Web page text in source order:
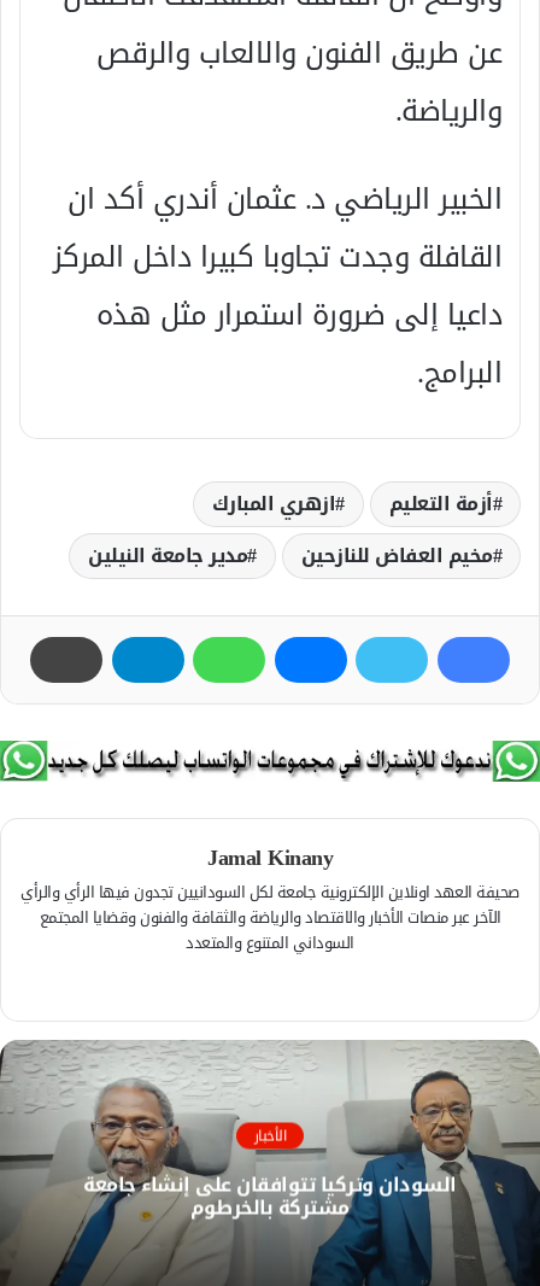
عن طريق الفنون والالعاب والرقص
والرياضة.
الخبير الرياضي د. عثمان أندري أكد ان
القافلة وجدت تجاوبا كبيرا داخل المركز
داعيا إلى ضرورة استمرار مثل هذه
البرامج.
أزمة التعليم
ازهري المبارك
مخيم العفاض للنازحين
مدير جامعة النيلين
Jamal Kinany
صحيفة العهد اونلاين الإلكترونية جامعة لكل السودانيين تجدون فيها الرأي والرأي
الآخر عبر منصات الأخبار والاقتصاد والرياضة والثقافة والفنون وقضايا المجتمع
السوداني المتنوع والمتعدد
م
و
ق
ا
ل
و
ي
س
ب
و
ك الأخبار
السودان وتركيا تتوافقان على إنشاء جامعة
مشتركة بالخرطوم